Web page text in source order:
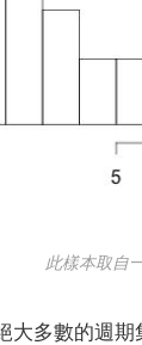
此樣本取自
大多數的週